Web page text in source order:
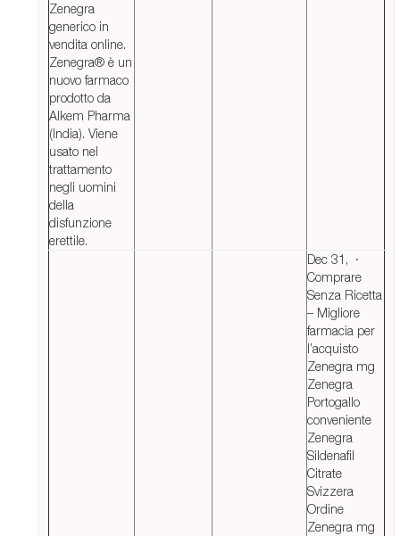
Zenegra
generico in
vendita online.
Zenegra® è un
nuovo farmaco
prodotto da
Alkem Pharma
(India). Viene
usato nel
trattamento
negli uomini
della
disfunzione
erettile.
Dec 31, ·
Comprare
Senza Ricetta
– Migliore
farmacia per
l’acquisto
Zenegra mg
Zenegra
Portogallo
conveniente
Zenegra
Sildenafil
Citrate
Svizzera
Ordine
Zenegra mg